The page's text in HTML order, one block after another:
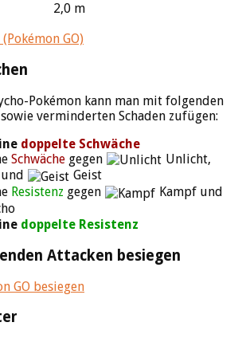
2,0 m
Pokémon kann man mit folgenden
verminderten Schaden zufügen:
doppelte Schwäche
Schwäche gegen
Unlicht,
Geist
Resistenz gegen
Kampf und
doppelte Resistenz
Attacken besiegen